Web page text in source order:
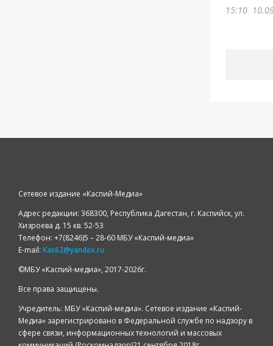
15:10
Сетевое издание «Каспий-Медиа»
Адрес редакции: 368300, Республика Дагестан, г. Каспийск, ул.
Хизроева д. 15 кв. 52-53
Телефон: +7(8246)5 – 28-60 МБУ «Каспий-медиа»
E-mail: Kas62@yandex.ru
©️МБУ «Каспий-медиа», 2017-2026г.
Все права защищены.
Учредитель: МБУ «Каспий-медиа». Сетевое издание «Каспий-
Медиа» зарегистрировано в Федеральной службе по надзору в
сфере связи, информационных технологий и массовых